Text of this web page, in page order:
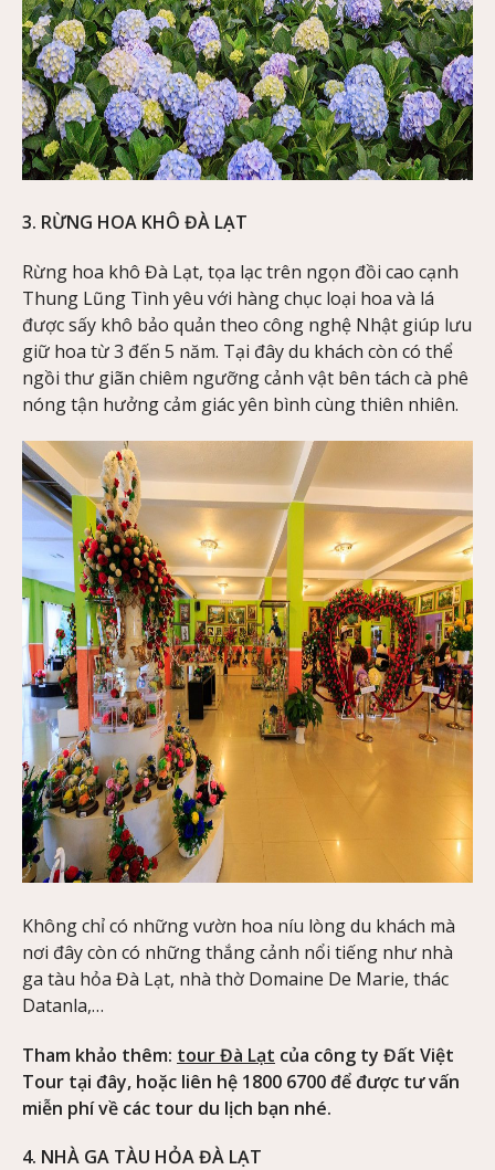
3. RỪNG HOA KHÔ ĐÀ LẠT
Rừng hoa khô Đà Lạt, tọa lạc trên ngọn đồi cao cạnh
Thung Lũng Tình yêu với hàng chục loại hoa và lá
được sấy khô bảo quản theo công nghệ Nhật giúp lưu
giữ hoa từ 3 đến 5 năm. Tại đây du khách còn có thể
ngồi thư giãn chiêm ngưỡng cảnh vật bên tách cà phê
nóng tận hưởng cảm giác yên bình cùng thiên nhiên.
Không chỉ có những vườn hoa níu lòng du khách mà
nơi đây còn có những thắng cảnh nổi tiếng như nhà
ga tàu hỏa Đà Lạt, nhà thờ Domaine De Marie, thác
Datanla,…
Tham khảo thêm: tour Đà Lạt của công ty Đất Việt
Tour tại đây, hoặc liên hệ 1800 6700 để được tư vấn
miễn phí về các tour du lịch bạn nhé.
4. NHÀ GA TÀU HỎA ĐÀ LẠT